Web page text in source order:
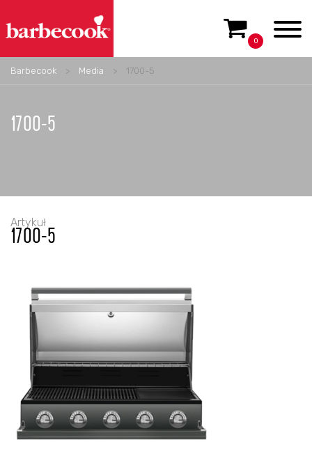
0
Barbecook > Media > 1700-5
1700-5
Artykuł
1700-5